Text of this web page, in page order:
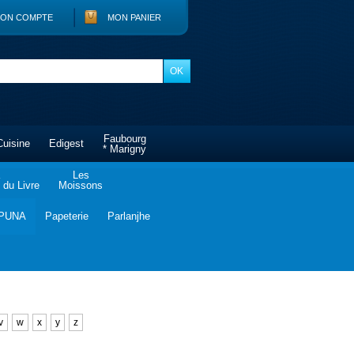
COMPTE MON PANIER
Edigest
Faubourg
* Marigny
du Livre
Les
Moissons
Papeterie Parlanjhe
w x y z